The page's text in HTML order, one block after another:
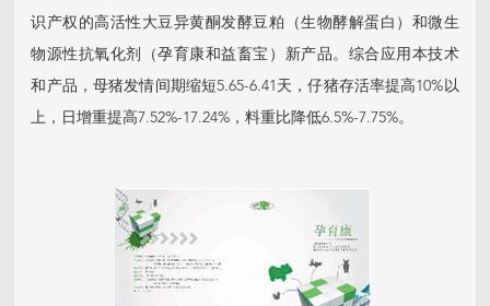
识产权的高活性大豆异黄酮发酵豆粕（生物酵解蛋白）和微生
物源性抗氧化剂（孕育康和益畜宝）新产品。综合应用本技术
和产品，母猪发情间期缩短5.65-6.41天，仔猪存活率提高10%以
上，日增重提高7.52%-17.24%，料重比降低6.5%-7.75%。